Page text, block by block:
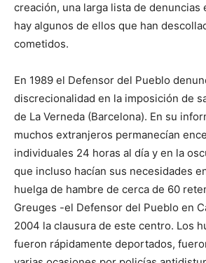
creación, una larga lista de denuncias
hay algunos de ellos que han
cometidos.
En 1989 el Defensor del Pueblo
discrecionalidad en la imposición de
de La Verneda (Barcelona). En su
muchos extranjeros permanecían
individuales 24 horas al día y en la
que incluso hacían sus necesidades
huelga de hambre de cerca de 60
Greuges -el Defensor del Pueblo en
2004 la clausura de este centro. Los
fueron rápidamente deportados,